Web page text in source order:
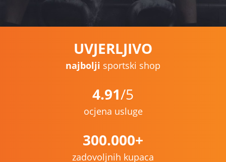
UVJERLJIVO
najbolji sportski shop
4.91/5
ocjena usluge
300.000+
zadovoljnih kupaca